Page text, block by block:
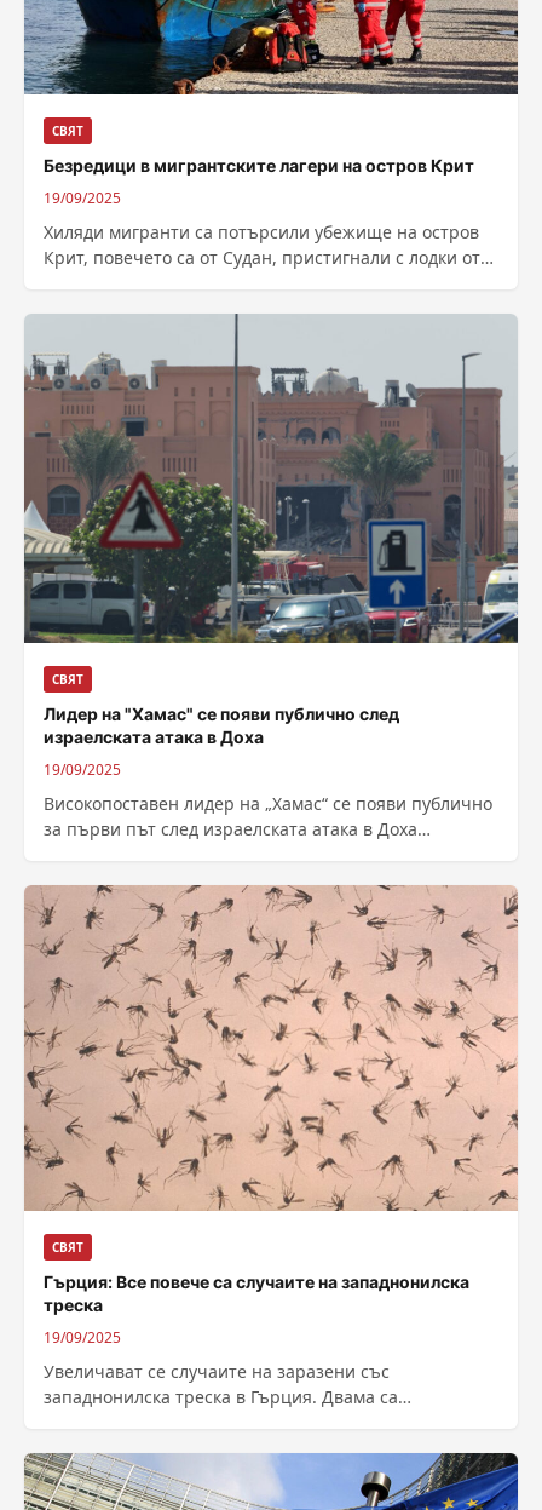
СВЯТ
Безредици в мигрантските лагери на остров Крит
19/09/2025
Хиляди мигранти са потърсили убежище на остров
Крит, повечето са от Судан, пристигнали с лодки от
СВЯТ
Лидер на "Хамас" се появи публично след
израелската атака в Доха
19/09/2025
Високопоставен лидер на „Хамас“ се появи публично
за първи път след израелската атака в Доха
СВЯТ
Гърция: Все повече са случаите на западнонилска
треска
19/09/2025
Увеличават се случаите на заразени със
западнонилска треска в Гърция. Двама са